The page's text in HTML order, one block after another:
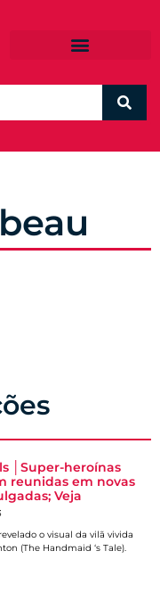
│Super-heroínas
reunidas em novas
Veja
o visual da vilã vivida
(The Handmaid ‘s Tale).